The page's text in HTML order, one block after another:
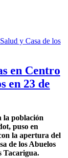
en Centro
en 23 de
la población
puso en
la apertura del
de los Abuelos
Tacarigua.